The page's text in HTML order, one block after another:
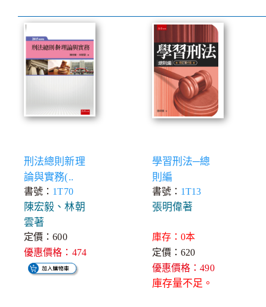
刑法總則新理
論與實務(..
書號： 1T70
陳宏毅、林朝
雲著
定價：600
優惠價格：474
學習刑法─總
則編
書號： 1T13
張明偉著
庫存：0本
定價：620
優惠價格：490
庫存量不足。